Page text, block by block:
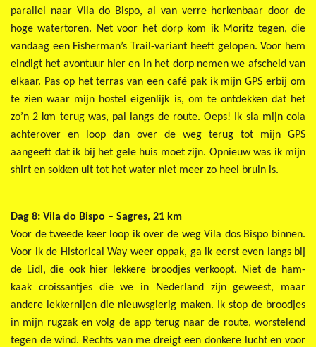
parallel naar Vila do Bispo, al van verre herkenbaar door de
hoge watertoren. Net voor het dorp kom ik Moritz tegen, die
vandaag een Fisherman’s Trail-variant heeft gelopen. Voor hem
eindigt het avontuur hier en in het dorp nemen we afscheid van
elkaar. Pas op het terras van een café pak ik mijn GPS erbij om
te zien waar mijn hostel eigenlijk is, om te ontdekken dat het
zo’n 2 km terug was, pal langs de route. Oeps! Ik sla mijn cola
achterover en loop dan over de weg terug tot mijn GPS
aangeeft dat ik bij het gele huis moet zijn. Opnieuw was ik mijn
shirt en sokken uit tot het water niet meer zo heel bruin is.
Dag 8: Vila do Bispo – Sagres, 21 km
Voor de tweede keer loop ik over de weg Vila dos Bispo binnen.
Voor ik de Historical Way weer oppak, ga ik eerst even langs bij
de Lidl, die ook hier lekkere broodjes verkoopt. Niet de ham-
kaak croissantjes die we in Nederland zijn geweest, maar
andere lekkernijen die nieuwsgierig maken. Ik stop de broodjes
in mijn rugzak en volg de app terug naar de route, worstelend
tegen de wind. Rechts van me dreigt een donkere lucht en voor